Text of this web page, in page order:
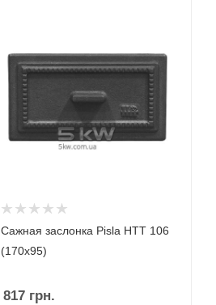
Сажная заслонка Pisla HTT 106
(170x95)
817 грн.